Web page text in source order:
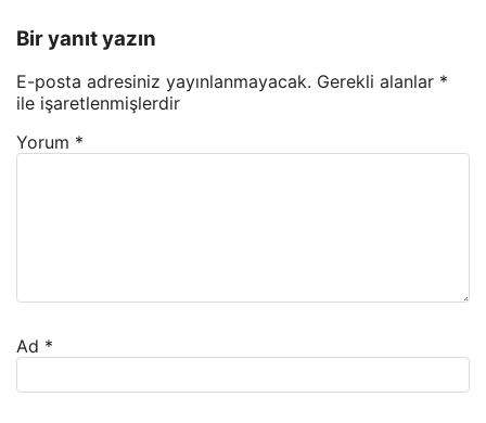
Bir yanıt yazın
E-posta adresiniz yayınlanmayacak. Gerekli alanlar *
ile işaretlenmişlerdir
Yorum *
Ad *